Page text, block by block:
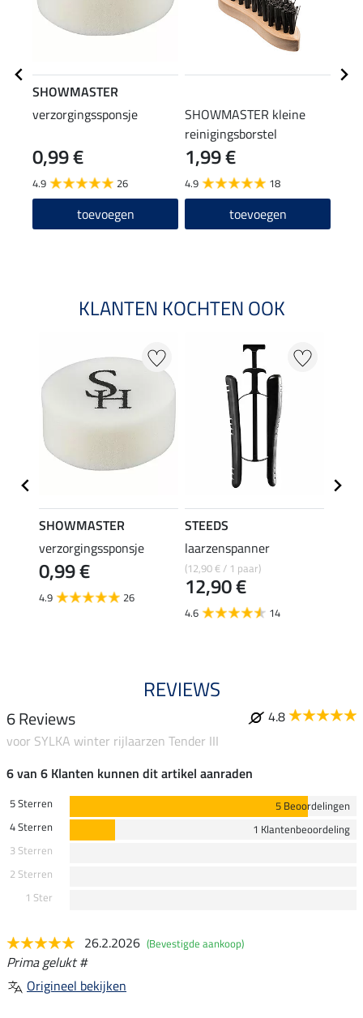
SHOWMASTER
verzorgingssponsje
0,99 €
4.9 26
toevoegen
SHOWMASTER kleine
reinigingsborstel
1,99 €
4.9 18
toevoegen
KLANTEN KOCHTEN OOK
SHOWMASTER
verzorgingssponsje
0,99 €
4.9 26
STEEDS
laarzenspanner
(12,90 € / 1 paar)
12,90 €
4.6 14
REVIEWS
6 Reviews
4.8
voor SYLKA winter rijlaarzen Tender III
6 van 6 Klanten kunnen dit artikel aanraden
5 Sterren
5 Beoordelingen
4 Sterren
1 Klantenbeoordeling
3 Sterren
2 Sterren
1 Ster
26.2.2026 (Bevestigde aankoop)
Prima gelukt #
Origineel bekijken